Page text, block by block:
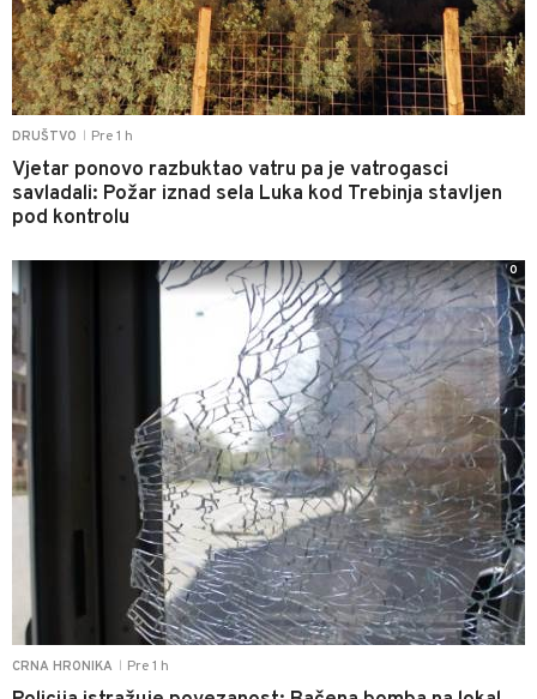
DRUŠTVO Pre 1 h
Vjetar ponovo razbuktao vatru pa je vatrogasci
savladali: Požar iznad sela Luka kod Trebinja stavljen
pod kontrolu
CRNA HRONIKA Pre 1 h
0